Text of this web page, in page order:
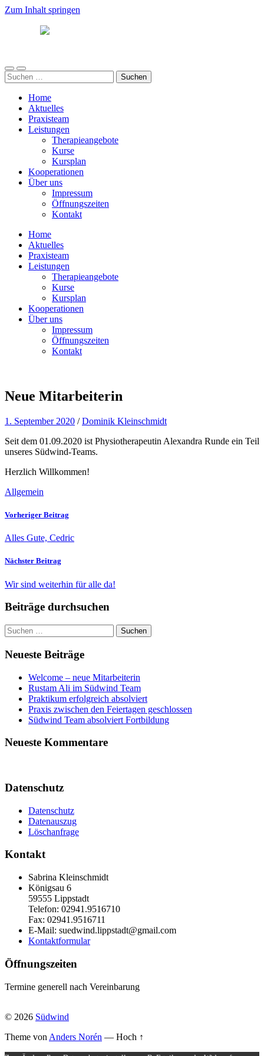
Zum Inhalt springen
Südwind
Mobile-
Menü
Suchfeld
ein-/ausblenden
Suchen
nach:
Home
Aktuelles
Praxisteam
Leistungen
Therapieangebote
Kurse
Kursplan
Kooperationen
Über uns
Impressum
Öffnungszeiten
Kontakt
Home
Aktuelles
Praxisteam
Leistungen
Therapieangebote
Kurse
Kursplan
Kooperationen
Über uns
Impressum
Öffnungszeiten
Kontakt
Neue Mitarbeiterin
1. September 2020 /Dominik Kleinschmidt
Seit dem 01.09.2020 ist Physiotherapeutin Alexandra Runde ein Teil
unseres Südwind-Teams.
Herzlich Willkommen!
Allgemein
Vorheriger Beitrag
Alles Gute, Cedric
Nächster Beitrag
Wir sind weiterhin für alle da!
Beiträge durchsuchen
Suchen
nach:
Neueste Beiträge
Welcome – neue Mitarbeiterin
Rustam Ali im Südwind Team
Praktikum erfolgreich absolviert
Praxis zwischen den Feiertagen geschlossen
Südwind Team absolviert Fortbildung
Neueste Kommentare
Datenschutz
Datenschutz
Datenauszug
Löschanfrage
Kontakt
Sabrina Kleinschmidt
Königsau 6
59555 Lippstadt
Telefon: 02941.9516710
Fax: 02941.9516711
E-Mail: suedwind.lippstadt@gmail.com
Kontaktformular
Öffnungszeiten
Termine generell nach Vereinbarung
© 2026 Südwind
Theme von Anders Norén — Hoch ↑